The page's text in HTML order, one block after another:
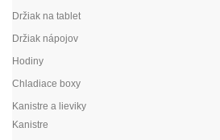
Držiak na tablet
Držiak nápojov
Hodiny
Chladiace boxy
Kanistre a lieviky
Kanistre